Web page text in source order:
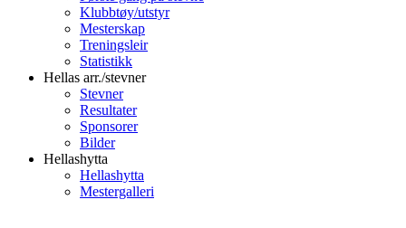
Klubbtøy/utstyr
Mesterskap
Treningsleir
Statistikk
Hellas arr./stevner
Stevner
Resultater
Sponsorer
Bilder
Hellashytta
Hellashytta
Mestergalleri